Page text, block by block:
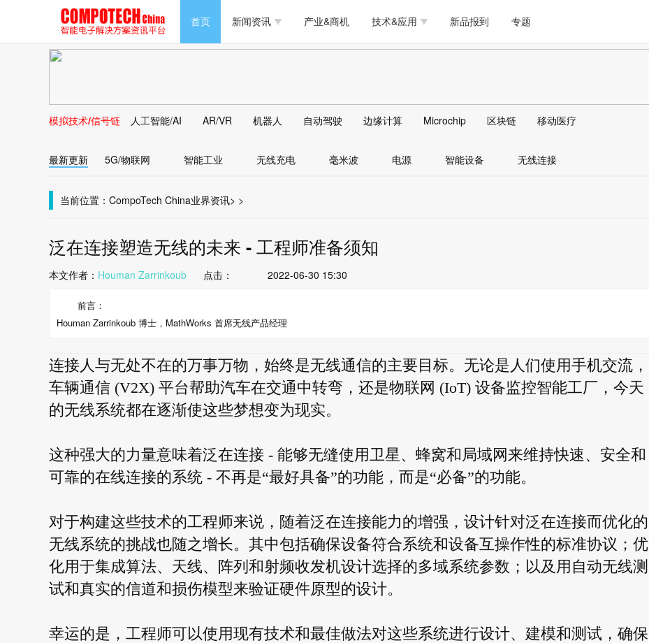
首页 新闻资讯
新能源 人工智能 安防监控
马达电机技术 物联网 模拟技术/信号链
大数据/云
产业&商机 技术&应用
安全 可穿戴
AI/人工智能
新品报到 专题
PC/周边 软件/工具 医疗电子
马达电机技术 物联网 模拟技术/信号链
大数据/云 边缘计算
存储 无线连接 LED
DLP AI/人工智能 传感器技术
AR/VR/图像/3D 电源技术/信号链 接口
模拟技术/信号链 人工智能/AI AR/VR 机器人 自动驾驶 边缘计算 Microchip 区块链 移动医疗
最新更新 5G/物联网 智能工业 无线充电 毫米波 电源 智能设备 无线连接
当前位置： CompoTech China >
业界资讯 >
泛在连接塑造无线的未来 - 工程师准备须知
本文作者： Houman Zarrinkoub点击： 2022-06-30 15:30
前言：
Houman Zarrinkoub 博士，MathWorks 首席无线产品经理
连接人与无处不在的万事万物，始终是无线通信的主要目标。无论是人们使用手机交流，
车辆通信 (V2X) 平台帮助汽车在交通中转弯，还是物联网 (IoT) 设备监控智能工厂，今天
的无线系统都在逐渐使这些梦想变为现实。
这种强大的力量意味着泛在连接 - 能够无缝使用卫星、蜂窝和局域网来维持快速、安全和
可靠的在线连接的系统 - 不再是“最好具备”的功能，而是“必备”的功能。
对于构建这些技术的工程师来说，随着泛在连接能力的增强，设计针对泛在连接而优化的
无线系统的挑战也随之增长。其中包括确保设备符合系统和设备互操作性的标准协议；优
化用于集成算法、天线、阵列和射频收发机设计选择的多域系统参数；以及用自动无线测
试和真实的信道和损伤模型来验证硬件原型的设计。
幸运的是，工程师可以使用现有技术和最佳做法对这些系统进行设计、建模和测试，确保